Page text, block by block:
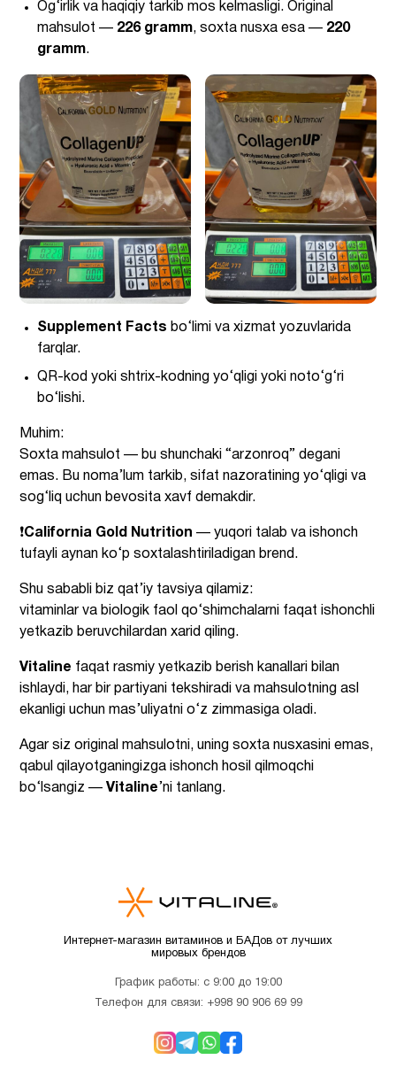
Og‘irlik va haqiqiy tarkib mos kelmasligi. Original
mahsulot — 226 gramm, soxta nusxa esa — 220
gramm.
Supplement Facts bo‘limi va xizmat yozuvlarida
farqlar.
QR-kod yoki shtrix-kodning yo‘qligi yoki noto‘g‘ri
bo‘lishi.
Muhim:
Soxta mahsulot — bu shunchaki “arzonroq” degani
emas. Bu noma’lum tarkib, sifat nazoratining yo‘qligi va
sog‘liq uchun bevosita xavf demakdir.
❗️California Gold Nutrition — yuqori talab va ishonch
tufayli aynan ko‘p soxtalashtiriladigan brend.
Shu sababli biz qat’iy tavsiya qilamiz:
vitaminlar va biologik faol qo‘shimchalarni faqat ishonchli
yetkazib beruvchilardan xarid qiling.
Vitaline faqat rasmiy yetkazib berish kanallari bilan
ishlaydi, har bir partiyani tekshiradi va mahsulotning asl
ekanligi uchun mas’uliyatni o‘z zimmasiga oladi.
Agar siz original mahsulotni, uning soxta nusxasini emas,
qabul qilayotganingizga ishonch hosil qilmoqchi
bo‘lsangiz — Vitaline’ni tanlang.
Интернет-магазин витаминов и БАДов от лучших
мировых брендов
График работы: с 9:00 до 19:00
Телефон для связи: +998 90 906 69 99